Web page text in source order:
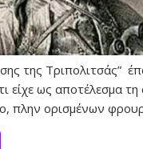
της Τριπολιτσάς”
είχε ως αποτέλεσμα
πλην ορισμένων